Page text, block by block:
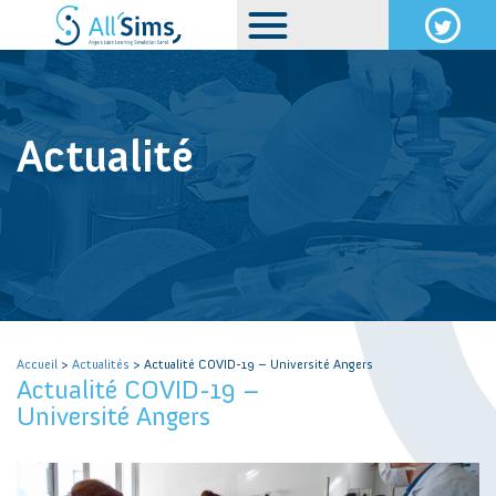
Actualité
Accueil > Actualités > Actualité COVID-19 – Université Angers
Actualité COVID-19 –
Université Angers